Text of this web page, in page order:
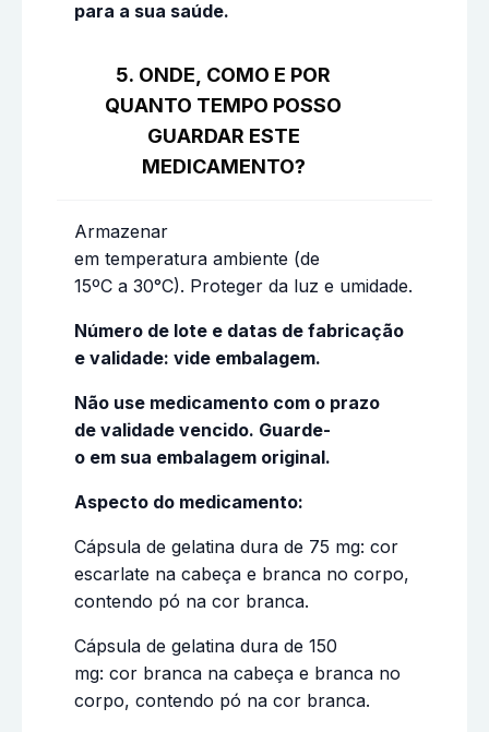
para a sua saúde.
5. ONDE, COMO E POR
QUANTO TEMPO POSSO
GUARDAR ESTE
MEDICAMENTO?
Armazenar
em temperatura ambiente (de
15ºC a 30°C). Proteger da luz e umidade.
Número de lote e datas de fabricação
e validade: vide embalagem.
Não use medicamento com o prazo
de validade vencido. Guarde-
o em sua embalagem original.
Aspecto do medicamento:
Cápsula de gelatina dura de 75 mg: cor
escarlate na cabeça e branca no corpo,
contendo pó na cor branca.
Cápsula de gelatina dura de 150
mg: cor branca na cabeça e branca no
corpo, contendo pó na cor branca.